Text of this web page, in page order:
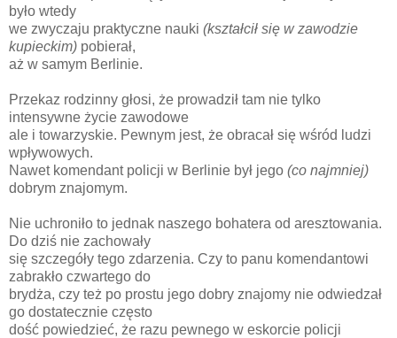
było wtedy
we zwyczaju praktyczne nauki (kształcił się w zawodzie
kupieckim) pobierał,
aż w samym Berlinie.
Przekaz rodzinny głosi, że prowadził tam nie tylko
intensywne życie zawodowe
ale i towarzyskie. Pewnym jest, że obracał się wśród ludzi
wpływowych.
Nawet komendant policji w Berlinie był jego (co najmniej)
dobrym znajomym.
Nie uchroniło to jednak naszego bohatera od aresztowania.
Do dziś nie zachowały
się szczegóły tego zdarzenia. Czy to panu komendantowi
zabrakło czwartego do
brydża, czy też po prostu jego dobry znajomy nie odwiedzał
go dostatecznie często
dość powiedzieć, że razu pewnego w eskorcie policji